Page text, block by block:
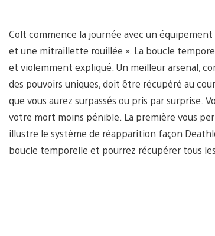
Colt commence la journée avec un
et une mitraillette rouillée ». La boucle
et violemment expliqué. Un meilleur arsenal,
des pouvoirs uniques, doit être récupéré au
que vous aurez surpassés ou pris par surprise.
votre mort moins pénible. La première vous
illustre le système de réapparition façon
boucle temporelle et pourrez récupérer tous